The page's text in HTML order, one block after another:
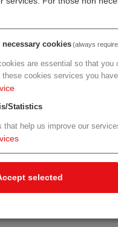
cookies(always
are essential so that
these cookies services you
Statistics
that help us improve our
selected
hochgiftiger
Spitzenforschung
FFG: Österreich startet
of the Thymus
Neue Academic Spin-
soll mehr
TU Wien: Neue Academic